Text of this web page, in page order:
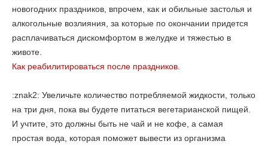
новогодних праздников, впрочем, как и обильные застолья и
алкогольные возлияния, за которые по окончании придется
расплачиваться дискомфортом в желудке и тяжестью в
животе.
Как реабилитироваться после праздников.
:znak2: Увеличьте количество потребляемой жидкости, только
на три дня, пока вы будете питаться вегетарианской пищей.
И учтите, это должны быть не чай и не кофе, а самая
простая вода, которая поможет вывести из организма